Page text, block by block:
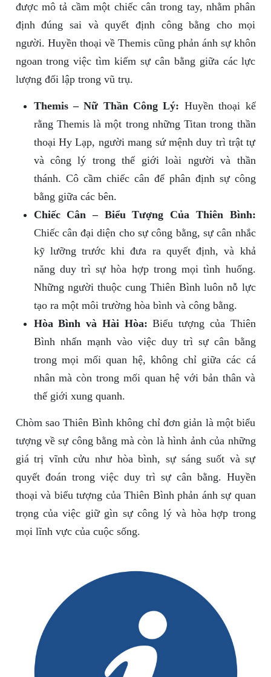
được mô tả cầm một chiếc cân trong tay, nhằm phân
định đúng sai và quyết định công bằng cho mọi
người. Huyền thoại về Themis cũng phản ánh sự khôn
ngoan trong việc tìm kiếm sự cân bằng giữa các lực
lượng đối lập trong vũ trụ.
Themis – Nữ Thần Công Lý: Huyền thoại kể
rằng Themis là một trong những Titan trong thần
thoại Hy Lạp, người mang sứ mệnh duy trì trật tự
và công lý trong thế giới loài người và thần
thánh. Cô cầm chiếc cân để phân định sự công
bằng giữa các bên.
Chiếc Cân – Biểu Tượng Của Thiên Bình:
Chiếc cân đại diện cho sự công bằng, sự cân nhắc
kỹ lưỡng trước khi đưa ra quyết định, và khả
năng duy trì sự hòa hợp trong mọi tình huống.
Những người thuộc cung Thiên Bình luôn nỗ lực
tạo ra một môi trường hòa bình và công bằng.
Hòa Bình và Hài Hòa: Biểu tượng của Thiên
Bình nhấn mạnh vào việc duy trì sự cân bằng
trong mọi mối quan hệ, không chỉ giữa các cá
nhân mà còn trong mối quan hệ với bản thân và
thế giới xung quanh.
Chòm sao Thiên Bình không chỉ đơn giản là một biểu
tượng về sự công bằng mà còn là hình ảnh của những
giá trị vĩnh cửu như hòa bình, sự sáng suốt và sự
quyết đoán trong việc duy trì sự cân bằng. Huyền
thoại và biểu tượng của Thiên Bình phản ánh sự quan
trọng của việc giữ gìn sự công lý và hòa hợp trong
mọi lĩnh vực của cuộc sống.